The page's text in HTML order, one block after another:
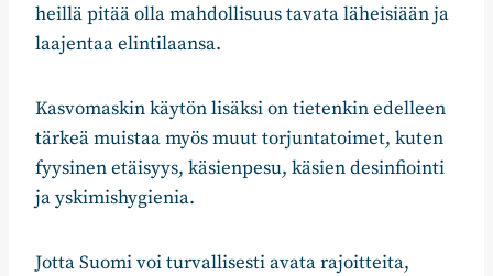
heillä pitää olla mahdollisuus tavata läheisiään ja
laajentaa elintilaansa.
Kasvomaskin käytön lisäksi on tietenkin edelleen
tärkeä muistaa myös muut torjuntatoimet, kuten
fyysinen etäisyys, käsienpesu, käsien desinfiointi
ja yskimishygienia.
Jotta Suomi voi turvallisesti avata rajoitteita,